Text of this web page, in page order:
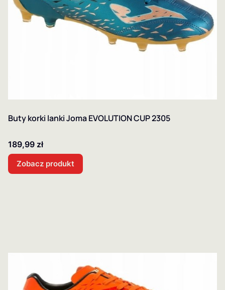
Buty korki lanki Joma EVOLUTION CUP 2305
Cena
189,99 zł
Zobacz produkt